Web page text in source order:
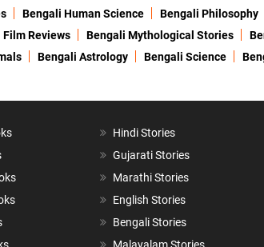
Bengali Human Science Bengali Philosophy
Reviews Bengali Mythological Stories
Bengali Astrology Bengali Science
Hindi Stories
Gujarati Stories
Marathi Stories
English Stories
Bengali Stories